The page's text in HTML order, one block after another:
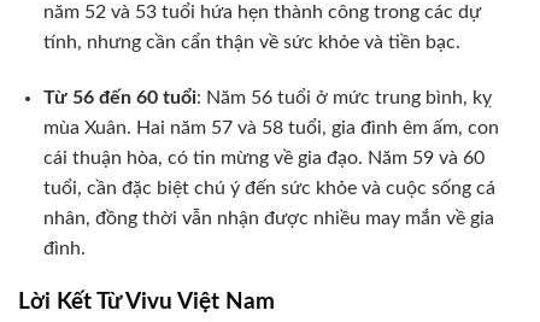
năm 52 và 53 tuổi hứa hẹn thành công trong các dự
tính, nhưng cần cẩn thận về sức khỏe và tiền bạc.
Từ 56 đến 60 tuổi: Năm 56 tuổi ở mức trung bình, kỵ
mùa Xuân. Hai năm 57 và 58 tuổi, gia đình êm ấm, con
cái thuận hòa, có tin mừng về gia đạo. Năm 59 và 60
tuổi, cần đặc biệt chú ý đến sức khỏe và cuộc sống cá
nhân, đồng thời vẫn nhận được nhiều may mắn về gia
đình.
Lời Kết Từ Vivu Việt Nam